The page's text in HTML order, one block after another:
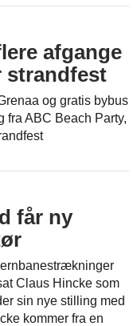
afgange
strandfest
og gratis bybus
fra ABC Beach Party,
får ny
Claus Hincke som
sin nye stilling med
kommer fra en